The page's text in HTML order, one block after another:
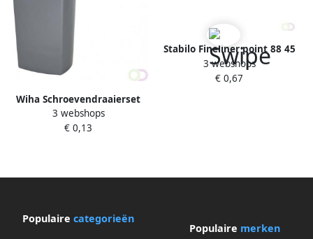
Wiha Schroevendraaierset
SoftFinish sleufkop
Â PhillipsÂ 6
3 webshops
€ 0,13
Stabilo Fineliner point 88 45
fijn bruin
3 webshops
€ 0,67
Populaire categorieën
Populaire merken